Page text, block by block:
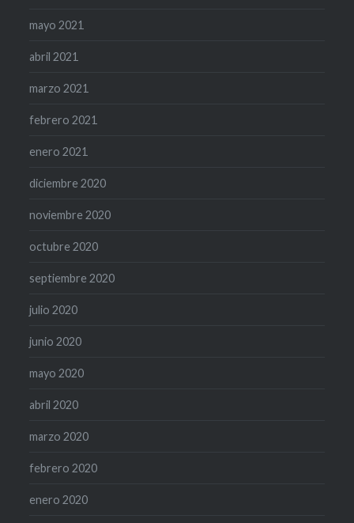
mayo 2021
abril 2021
marzo 2021
febrero 2021
enero 2021
diciembre 2020
noviembre 2020
octubre 2020
septiembre 2020
julio 2020
junio 2020
mayo 2020
abril 2020
marzo 2020
febrero 2020
enero 2020